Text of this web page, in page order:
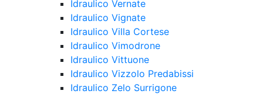
Idraulico Vernate
Idraulico Vignate
Idraulico Villa Cortese
Idraulico Vimodrone
Idraulico Vittuone
Idraulico Vizzolo Predabissi
Idraulico Zelo Surrigone